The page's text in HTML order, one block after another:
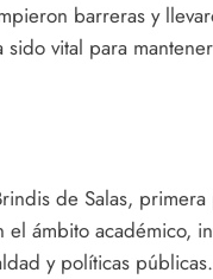
barreras y
vital para
de Salas,
ámbito académico,
y políticas públicas.